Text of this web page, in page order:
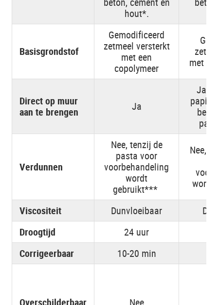
hout*.
Basisgrondstof
Gemodificeerd
zetmeel versterkt
met een
copolymeer
met
Direct op muur
aan te brengen
Ja
Ja,
Verdunnen
Nee, tenzij de
pasta voor
voorbehandeling
wordt
gebruikt***
Nee,
Viscositeit Dunvloeibaar
Droogtijd
24 uur
Corrigeerbaar
10-20 min
Overschilderbaar Nee